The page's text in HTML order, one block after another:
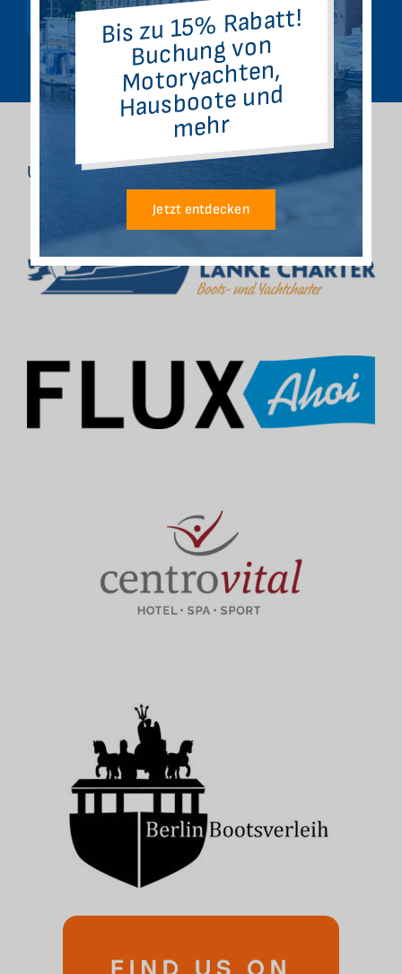
info@altstadthafen-spandau.de
Unsere Partner
Bis zu 15% Rabatt!
Buchung von
Motoryachten,
Hausboote und
mehr
Jetzt entdecken